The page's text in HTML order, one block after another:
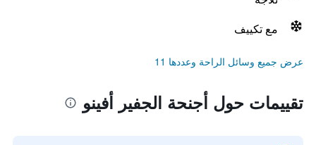
مع تكييف
عرض جميع وسائل الراحة وعددها 11
تقييمات حول أجنحة الجفير أفينو